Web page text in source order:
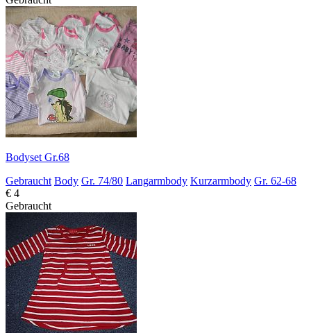
Bodyset Gr.68
Gebraucht Body Gr. 74/80 Langarmbody Kurzarmbody Gr. 62-68
€ 4
Gebraucht